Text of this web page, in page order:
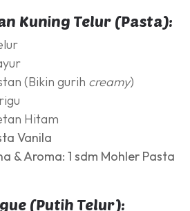
Kuning Telur (Pasta):
(Bikin gurih creamy)
Hitam
Vanila
& Aroma: 1 sdm Mohler Pasta
(Putih Telur):